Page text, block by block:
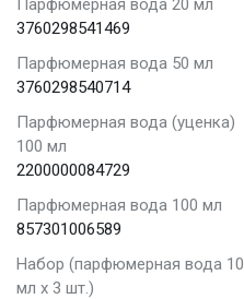
3760298541469
Парфюмерная вода 50 мл
3760298540714
Парфюмерная вода (уценка)
100 мл
2200000084729
Парфюмерная вода 100 мл
857301006589
Набор (парфюмерная вода 10
мл x 3 шт.)